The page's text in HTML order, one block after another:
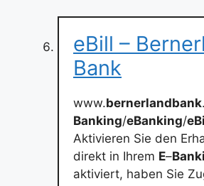
eBill –
Bank
www.bernerlandbank
Banking/eBanking/
Aktivieren Sie den
direkt in Ihrem E–
aktiviert, haben Sie